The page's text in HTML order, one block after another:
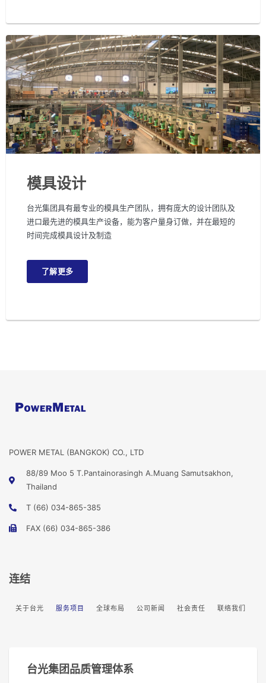
模具设计
台光集团具有最专业的模具生产团队，拥有庞大的设计团队及
进口最先进的模具生产设备，能为客户量身订做，并在最短的
时间完成模具设计及制造
了解更多
POWER METAL (BANGKOK) CO., LTD
88/89 Moo 5 T.Pantainorasingh A.Muang Samutsakhon,
Thailand
T (66) 034-865-385
FAX (66) 034-865-386
连结
关于台光 服务项目 全球布局 公司新闻 社会责任 联络我们
台光集团品质管理体系